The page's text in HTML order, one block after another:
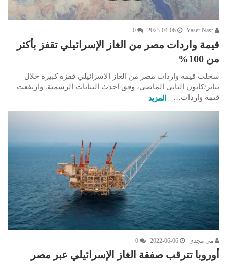
2023-04-06
0
قيمة واردات مصر من الغاز الإسرائيلي تقفز بأكثر
من 100%
سجلت قيمة واردات مصر من الغاز الإسرائيلي قفزة كبيرة خلال
يناير/كانون الثاني الماضي، وفق أحدث البيانات الرسمية. وارتفعت
قيمة واردات…
المزيد
مي مجدي 2022-06-06
0
أوروبا تترقب صفقة الغاز الإسرائيلي عبر مصر